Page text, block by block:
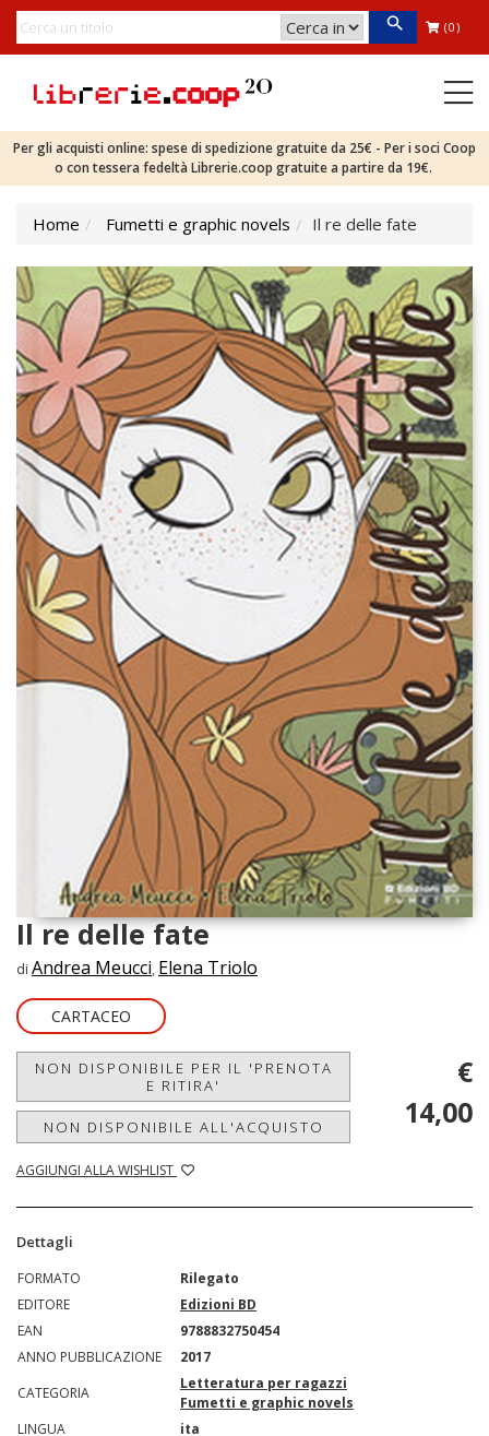
(0)
Per gli acquisti online: spese di spedizione gratuite da 25€ - Per i soci Coop
o con tessera fedeltà Librerie.coop gratuite a partire da 19€.
Home Fumetti e graphic novels Il re delle fate
Il re delle fate
di Andrea Meucci, Elena Triolo
CARTACEO
NON DISPONIBILE PER IL 'PRENOTA
E RITIRA'
NON DISPONIBILE ALL'ACQUISTO
AGGIUNGI ALLA WISHLIST
€
14,00
Dettagli
FORMATO
Rilegato
EDITORE
Edizioni BD
EAN
9788832750454
ANNO PUBBLICAZIONE
2017
CATEGORIA
Letteratura per ragazzi
Fumetti e graphic novels
LINGUA
ita